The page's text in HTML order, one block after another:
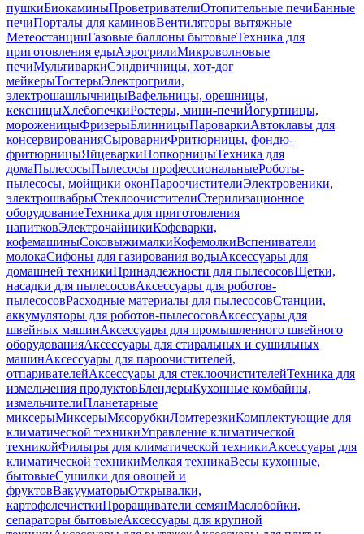
пушкиБиокаминыПроветривателиОтопительные печиБанные
печиПорталы для каминовВентиляторы вытяжные
МетеостанцииГазовые баллоны бытовыеТехника для
приготовления едыАэрогрилиМикроволновые
печиМультиваркиСэндвичницы, хот-дог
мейкерыТостерыЭлектрогрили,
электрошашлычницыВафельницы, орешницы,
кексницыХлебопечкиРостеры, мини-печиЙогуртницы,
мороженицыФризерыБлинницыПароваркиАвтоклавы для
консервированияСыроварниФритюрницы, фондю-
фритюрницыЯйцеваркиПопкорницыТехника для
домаПылесосыПылесосы профессиональныеРоботы-
пылесосы, мойщики оконПароочистителиЭлектровеники,
электрошвабрыСтеклоочистителиСтерилизационное
оборудованиеТехника для приготовления
напитковЭлектрочайникиКофеварки,
кофемашиныСоковыжималкиКофемолкиВспениватели
молокаСифоны для газирования водыАксессуары для
домашней техникиПринадлежности для пылесосовЩетки,
насадки для пылесосовАксессуары для роботов-
пылесосовРасходные материалы для пылесосовСтанции,
аккумуляторы для роботов-пылесосовАксессуары для
швейных машинАксессуары для промышленного швейного
оборудованияАксессуары для стиральных и сушильных
машинАксессуары для пароочистителей,
отпаривателейАксессуары для стеклоочистителейТехника для
измельчения продуктовБлендерыКухонные комбайны,
измельчителиПланетарные
миксерыМиксерыМясорубкиЛомтерезкиКомплектующие для
климатической техникиУправление климатической
техникойФильтры для климатической техникиАксессуары для
климатической техникиМелкая техникаВесы кухонные,
бытовыеСушилки для овощей и
фруктовВакууматорыОткрывалки,
картофелечисткиПроращиватели семянМаслобойки,
сепараторы бытовыеАксессуары для крупной